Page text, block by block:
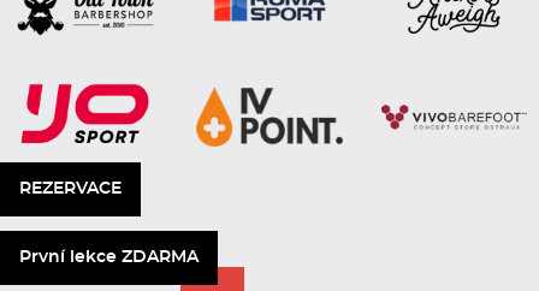
REZERVACE
První lekce ZDARMA